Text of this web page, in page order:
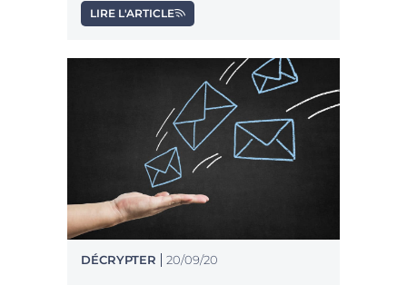
Montreuil, la ville dont il est maire. Mais
que peuvent bien avoir à raconter
18 ans ?
LIRE L'ARTICLE
DÉCRYPTER 20/09/20